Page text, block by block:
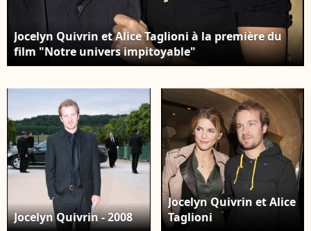
Jocelyn Quivrin et Alice Taglioni à la première du
film "Notre univers impitoyable"
Jocelyn Quivrin - 2008
Jocelyn Quivrin et Alice
Taglioni